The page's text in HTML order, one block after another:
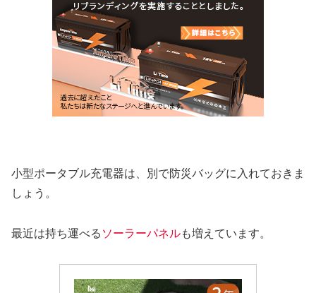
小型ポータブル充電器は、別で防災バッグに入れておきま
しょう。
最近は持ち運べる ソーラーパネルも増えています。